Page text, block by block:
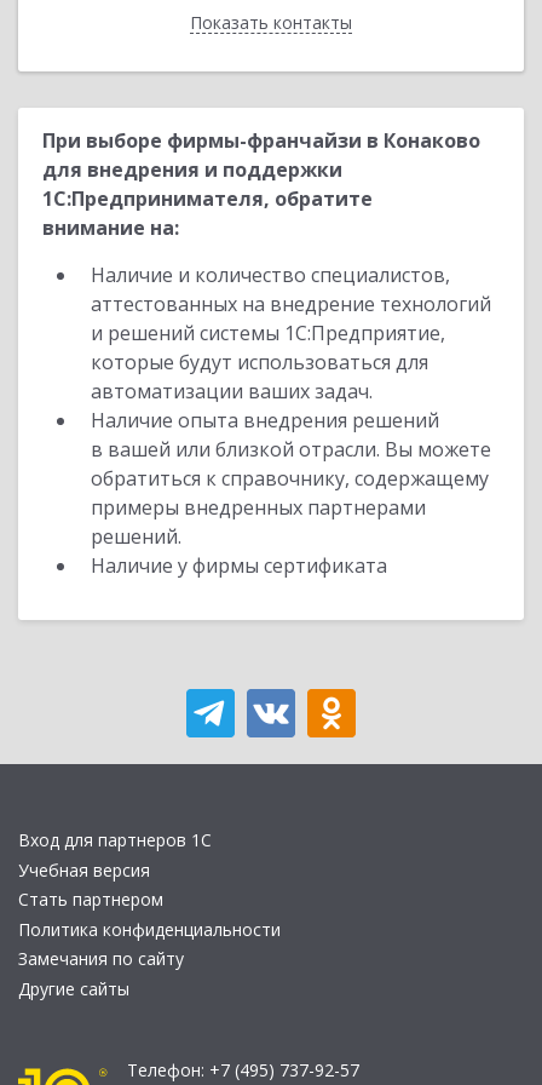
Показать контакты
Назад
При выборе фирмы-франчайзи в Конаково
для внедрения и поддержки
1С:Предпринимателя, обратите
внимание на:
Наличие и количество специалистов,
аттестованных на внедрение технологий
и решений системы 1С:Предприятие,
которые будут использоваться для
автоматизации ваших задач.
Наличие опыта внедрения решений
в вашей или близкой отрасли. Вы можете
обратиться к справочнику, содержащему
примеры внедренных партнерами
решений.
Наличие у фирмы сертификата
Вход для партнеров 1С
Учебная версия
Стать партнером
Политика конфиденциальности
Замечания по сайту
Другие сайты
Телефон: +7 (495) 737-92-57